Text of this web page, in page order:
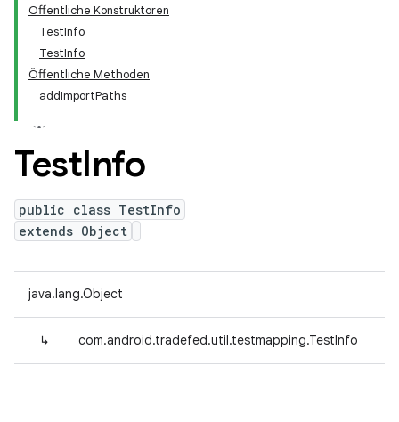
Öffentliche Konstruktoren
TestInfo
TestInfo
Öffentliche Methoden
addImportPaths
TestInfo
public class TestInfo
extends Object
java.lang.Object
↳ com.android.tradefed.util.testmapping.TestInfo